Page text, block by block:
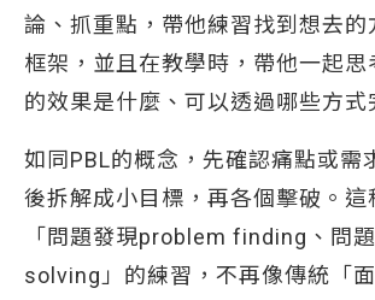
論、抓重點，帶他練習找到想去的
框架，並且在教學時，帶他一起思
的效果是什麼、可以透過哪些方式
如同PBL的概念，先確認痛點或需
後拆解成小目標，再各個擊破。這
「問題發現problem finding、問
solving」的練習，不再像傳統「